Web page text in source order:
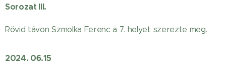
Sorozat III.
Rövid távon Szmolka Ferenc a 7. helyet szerezte meg.
2024. 06.15